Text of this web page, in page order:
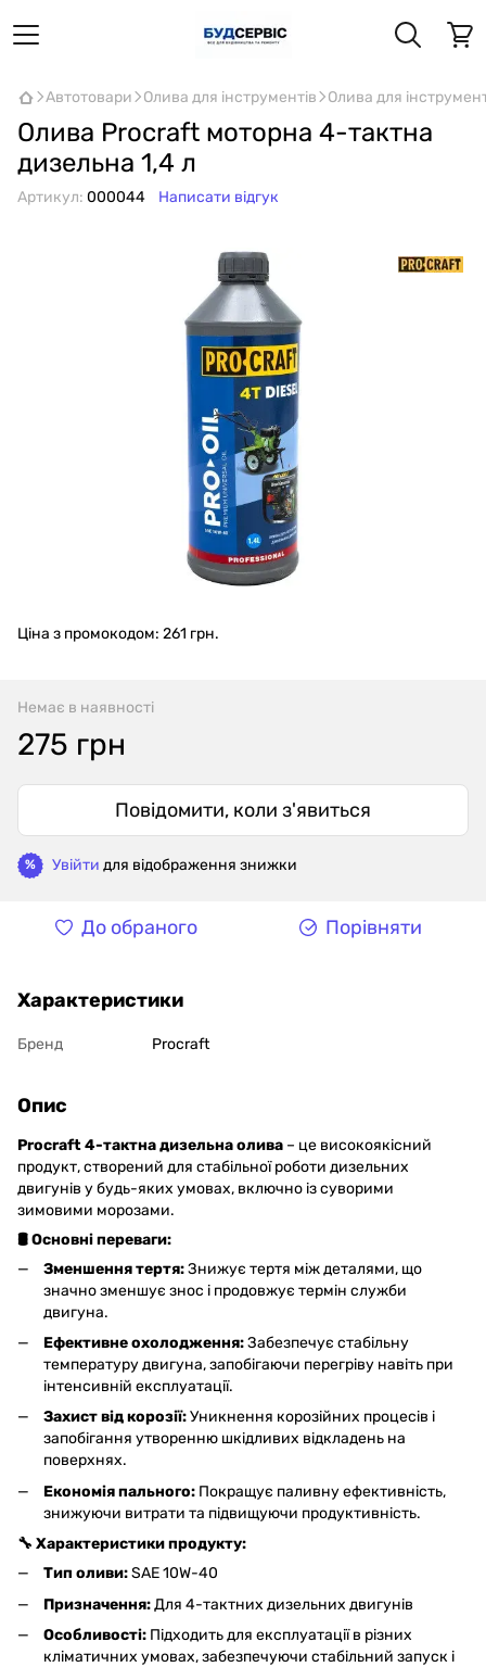
Автотовари Олива для інструментів Олива для
Олива Procraft моторна 4-тактна
дизельна 1,4 л
Артикул: 000044 Написати відгук
Ціна з промокодом: 261 грн.
Немає в наявності
275 грн
Повідомити, коли з'явиться
% Увійти для відображення знижки
До обраного Порівняти
Характеристики
Бренд Procraft
Опис
Procraft 4-тактна дизельна олива – це високоякісний
продукт, створений для стабільної роботи дизельних
двигунів у будь-яких умовах, включно із суворими
зимовими морозами.
🛢️ Основні переваги:
Зменшення тертя:Знижує тертя між деталями, що
значно зменшує знос і продовжує термін служби
двигуна.
Ефективне охолодження:Забезпечує стабільну
температуру двигуна, запобігаючи перегріву навіть при
інтенсивній експлуатації.
Захист від корозії:Уникнення корозійних процесів і
запобігання утворенню шкідливих відкладень на
поверхнях.
Економія пального: Покращує паливну ефективність,
знижуючи витрати та підвищуючи продуктивність.
🔧 Характеристики продукту:
Тип оливи:SAE 10W-40
Призначення:Для 4-тактних дизельних двигунів
Особливості: Підходить для експлуатації в різних
кліматичних умовах, забезпечуючи стабільний запуск і